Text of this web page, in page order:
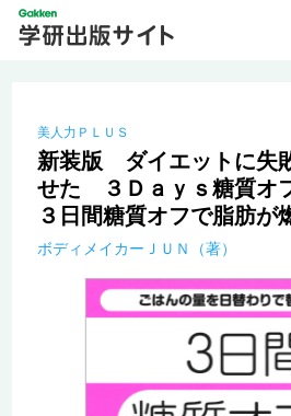
美人力ＰＬＵＳ
新装版 ダイエットに失
せた ３Ｄａｙｓ糖質オ
３日間糖質オフで脂肪が
ボディメイカーＪＵＮ（著）